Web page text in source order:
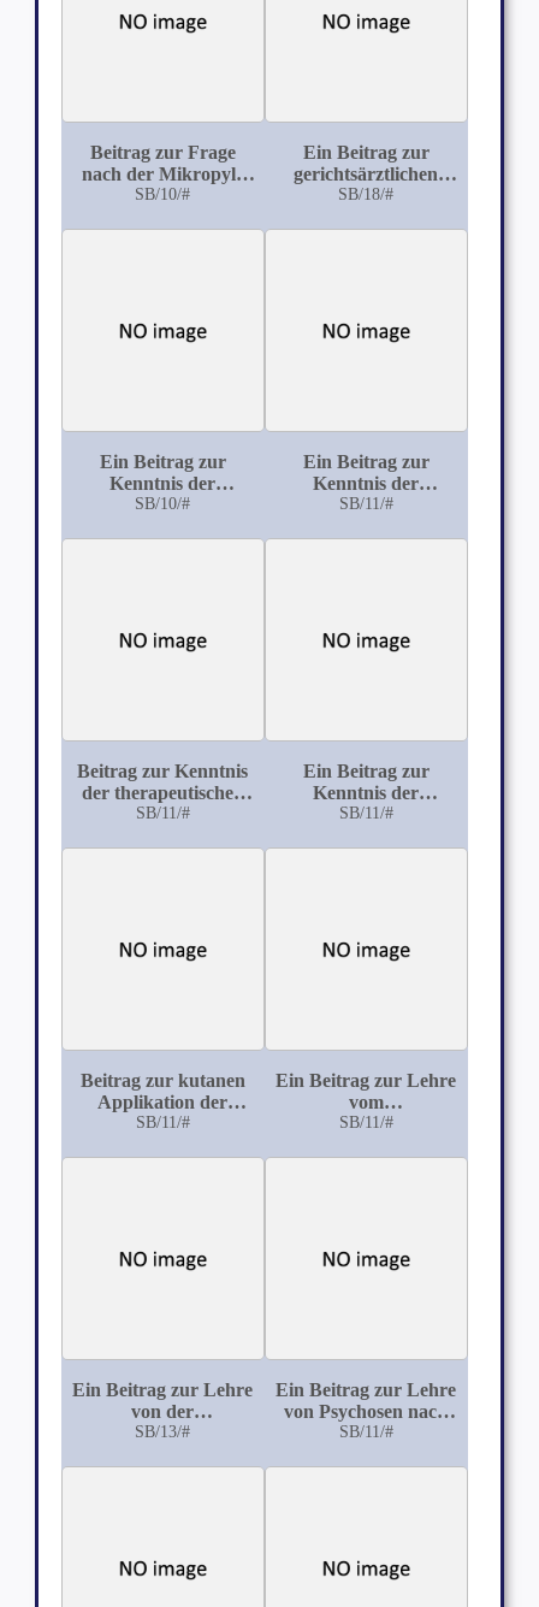
Beitrag zur Frage
nach der Mikropyle
des Säugethier- Eies
SB/10/#
Ein Beitrag zur
gerichtsärztlichen
Würdigung der
SB/18/#
Ein Beitrag zur
Kenntnis der
Lebensfähigkeit der
SB/10/#
Ein Beitrag zur
Kenntnis der
Pharmakodynamik
SB/11/#
Beitrag zur Kenntnis
der therapeutischen
Wirkung des
SB/11/#
Ein Beitrag zur
Kenntnis der
Wirkung der Lobelia
SB/11/#
Beitrag zur kutanen
Applikation der
Salicylsäure
SB/11/#
Ein Beitrag zur Lehre
vom
Muskelechinococcus
SB/11/#
Ein Beitrag zur Lehre
von der
Erregungsleitung
SB/13/#
Ein Beitrag zur Lehre
von Psychosen nach
Kopfverletzungen
SB/11/#